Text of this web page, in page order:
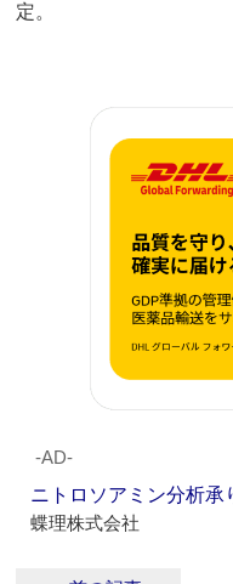
定。
‐AD‐
ニトロソアミン分析
蝶理株式会社